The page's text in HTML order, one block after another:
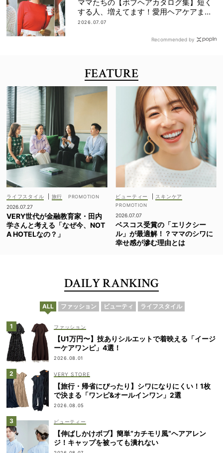
ママたちの【ボブヘアカタログ集】短く
する人、増えてます！愛用ヘアケアまで
全部見せ
2026.07.07
Recommended by
FEATURE
ライフスタイル
旅行
2026.07.27
VERY世代が金融教育家・田内
学さんと考える「なぜ今、NOT
A HOTELなの？」
ビューティー スキンケア
2026.07.07
ベスコス受賞の「エリクシー
ル」が最適解！？ママのシワに
幸せ感が滲む理由とは
DAILY RANKING
ALL ファッション ビューティ ライフスタイル
ファッション
【U1万円〜】技ありシルエットで着映える「イージ
ーケアワンピ」4選！
2026.08.01
VERY STORE
【旅行・帰省にぴったり】シワになりにくい！1枚
で決まる「ワンピ&オールインワン」2選
2026.08.05
ビューティー
【伸ばしかけボブ】簡単“カチモリ風”ヘアアレン
ジ！キャップを被っても潰れない